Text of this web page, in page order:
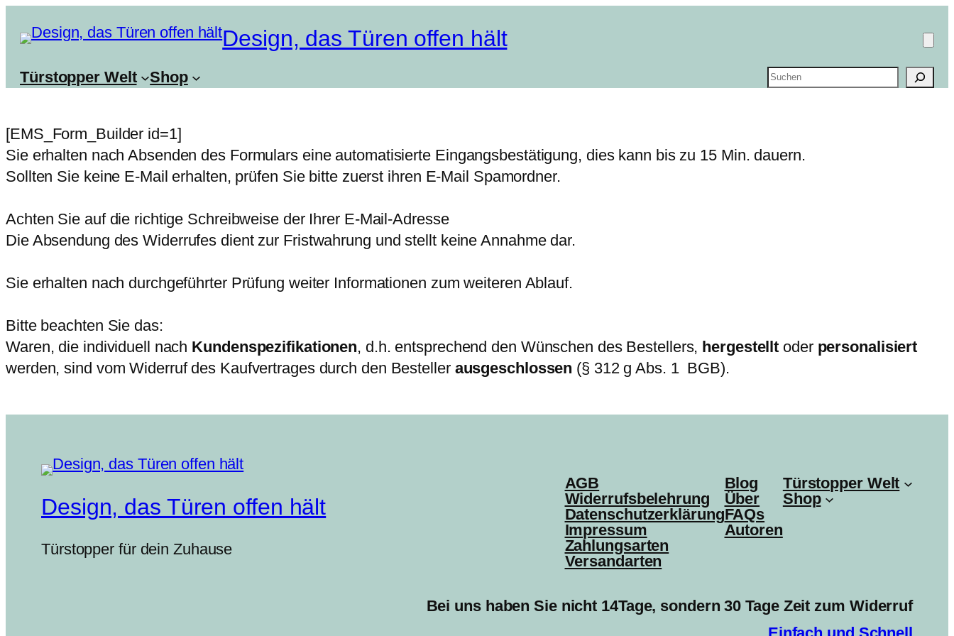
Inhalt
Design, das Türen offen hält
Türstopper Welt Shop Suchen
[EMS_Form_Builder id=1]
Sie erhalten nach Absenden des Formulars eine automatisierte Eingangsbestätigung, dies kann bis zu 15 Min. dauern.
Sollten Sie keine E-Mail erhalten, prüfen Sie bitte zuerst ihren E-Mail Spamordner.
Achten Sie auf die richtige Schreibweise der Ihrer E-Mail-Adresse
Die Absendung des Widerrufes dient zur Fristwahrung und stellt keine Annahme dar.
Sie erhalten nach durchgeführter Prüfung weiter Informationen zum weiteren Ablauf.
Bitte beachten Sie das:
Waren, die individuell nach Kundenspezifikationen, d.h. entsprechend den Wünschen des Bestellers, hergestellt oder personalisiert
werden, sind vom Widerruf des Kaufvertrages durch den Besteller ausgeschlossen (§ 312 g Abs. 1 BGB).
Design, das Türen offen hält
Türstopper für dein Zuhause
AGB
Widerrufsbelehrung
Datenschutzerklärung
Impressum
Zahlungsarten
Versandarten
Blog
Über
FAQs
Autoren
Türstopper Welt
Shop
Bei uns haben Sie nicht 14Tage, sondern 30 Tage Zeit zum Widerruf